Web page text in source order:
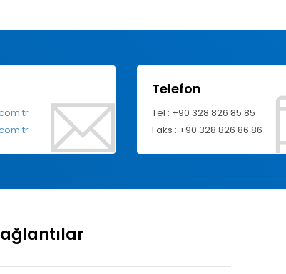
Telefon
Tel : +90 328 826 85 85
Faks : +90 328 826 86 86